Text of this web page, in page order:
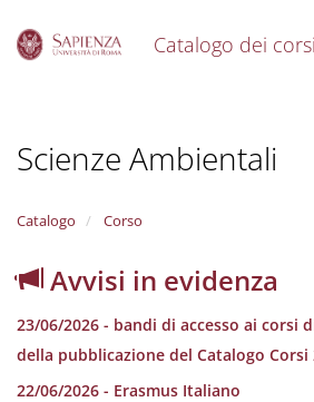
Catalogo dei
Scienze Ambientali
Catalogo Corso
Avvisi in evidenza
23/06/2026 - bandi di accesso ai corsi
della pubblicazione del Catalogo Corsi
22/06/2026 - Erasmus Italiano